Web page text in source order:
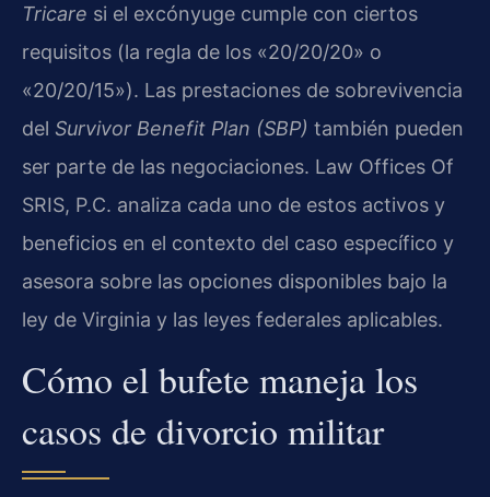
Tricare si el excónyuge cumple con ciertos
requisitos (la regla de los «20/20/20» o
«20/20/15»). Las prestaciones de sobrevivencia
del Survivor Benefit Plan (SBP) también pueden
ser parte de las negociaciones. Law Offices Of
SRIS, P.C. analiza cada uno de estos activos y
beneficios en el contexto del caso específico y
asesora sobre las opciones disponibles bajo la
ley de Virginia y las leyes federales aplicables.
Cómo el bufete maneja los
casos de divorcio militar